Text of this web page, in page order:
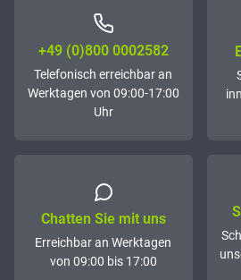
+49 (0)800 0002582
Telefonisch erreichbar an
Werktagen von 09:00-17:00
Uhr
Chatten Sie mit uns
Erreichbar an Werktagen
von 09:00 bis 17:00